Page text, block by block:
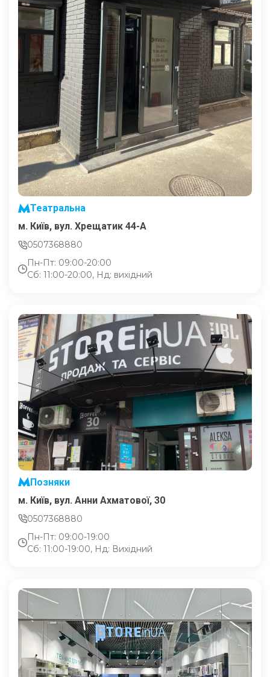
Театральна
м. Київ, вул. Хрещатик 44-A
0507368880
Пн-Пт: 09:00-20:00
Сб: 11:00-20:00, Нд: вихідний
Позняки
м. Київ, вул. Анни Ахматової, 30
0507368880
Пн-Пт: 09:00-19:00
Сб: 11:00-19:00, Нд: Вихідний